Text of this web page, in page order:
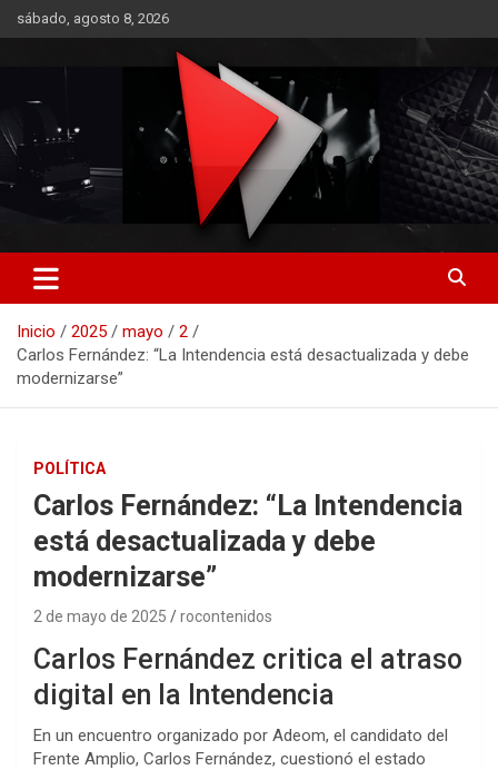
Saltar
al
sábado, agosto 8, 2026
RO CONTENIDOS
Inicio 2025 mayo
2
Carlos Fernández: “La Intendencia está desactualizada y debe
modernizarse”
POLÍTICA
Carlos Fernández: “La Intendencia
está desactualizada y debe
modernizarse”
2 de mayo de 2025 rocontenidos
Carlos Fernández critica el atraso
digital en la Intendencia
En un encuentro organizado por Adeom, el candidato del
Frente Amplio, Carlos Fernández, cuestionó el estado